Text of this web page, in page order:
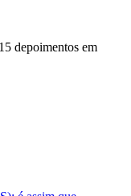
depoimentos em